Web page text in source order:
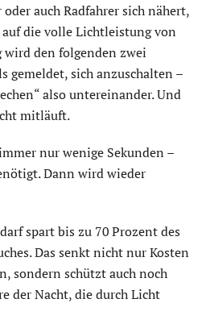
auch Radfahrer sich nähert,
die volle Lichtleistung von
wird den folgenden zwei
gemeldet, sich anzuschalten –
also untereinander. Und
mitläuft.
nur wenige Sekunden –
Dann wird wieder
spart bis zu 70 Prozent des
Das senkt nicht nur Kosten
sondern schützt auch noch
der Nacht, die durch Licht